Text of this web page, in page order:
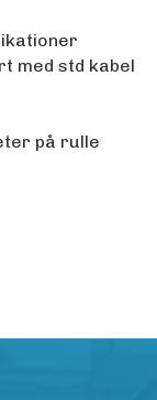
med std kabel
på rulle